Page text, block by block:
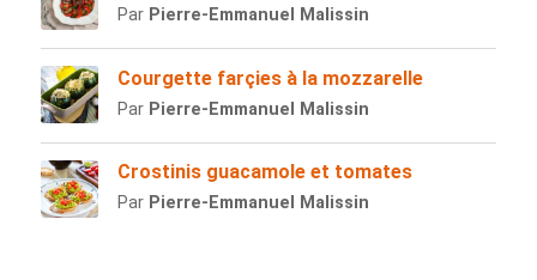
Par Pierre-Emmanuel Malissin
Courgette farçies à la mozzarelle
Par Pierre-Emmanuel Malissin
Crostinis guacamole et tomates
Par Pierre-Emmanuel Malissin